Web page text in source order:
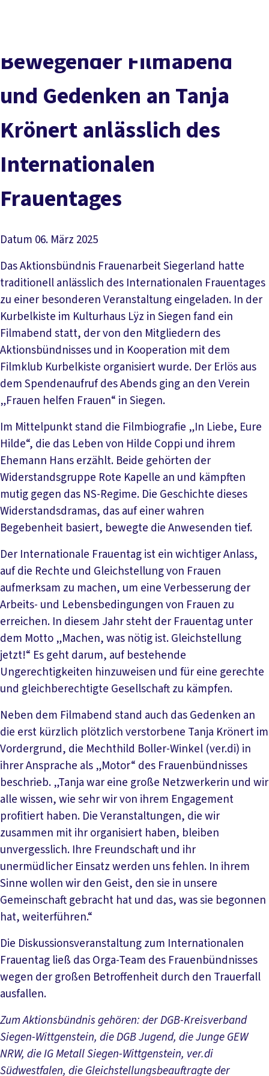
Politik in NRW
Mitmachen
Bewegender Filmabend
und Gedenken an Tanja
Krönert anlässlich des
Internationalen
Frauentages
Datum 06. März 2025
Das Aktionsbündnis Frauenarbeit Siegerland hatte
traditionell anlässlich des Internationalen Frauentages
zu einer besonderen Veranstaltung eingeladen. In der
Kurbelkiste im Kulturhaus Lÿz in Siegen fand ein
Filmabend statt, der von den Mitgliedern des
Aktionsbündnisses und in Kooperation mit dem
Filmklub Kurbelkiste organisiert wurde. Der Erlös aus
dem Spendenaufruf des Abends ging an den Verein
„Frauen helfen Frauen“ in Siegen.
Im Mittelpunkt stand die Filmbiografie „In Liebe, Eure
Hilde“, die das Leben von Hilde Coppi und ihrem
Ehemann Hans erzählt. Beide gehörten der
Widerstandsgruppe Rote Kapelle an und kämpften
mutig gegen das NS-Regime. Die Geschichte dieses
Widerstandsdramas, das auf einer wahren
Begebenheit basiert, bewegte die Anwesenden tief.
Der Internationale Frauentag ist ein wichtiger Anlass,
auf die Rechte und Gleichstellung von Frauen
aufmerksam zu machen, um eine Verbesserung der
Arbeits- und Lebensbedingungen von Frauen zu
erreichen. In diesem Jahr steht der Frauentag unter
dem Motto „Machen, was nötig ist. Gleichstellung
jetzt!“ Es geht darum, auf bestehende
Ungerechtigkeiten hinzuweisen und für eine gerechte
und gleichberechtigte Gesellschaft zu kämpfen.
Neben dem Filmabend stand auch das Gedenken an
die erst kürzlich plötzlich verstorbene Tanja Krönert im
Vordergrund, die Mechthild Boller-Winkel (ver.di) in
ihrer Ansprache als „Motor“ des Frauenbündnisses
beschrieb. „Tanja war eine große Netzwerkerin und wir
alle wissen, wie sehr wir von ihrem Engagement
profitiert haben. Die Veranstaltungen, die wir
zusammen mit ihr organisiert haben, bleiben
unvergesslich. Ihre Freundschaft und ihr
unermüdlicher Einsatz werden uns fehlen. In ihrem
Sinne wollen wir den Geist, den sie in unsere
Gemeinschaft gebracht hat und das, was sie begonnen
hat, weiterführen.“
Die Diskussionsveranstaltung zum Internationalen
Frauentag ließ das Orga-Team des Frauenbündnisses
wegen der großen Betroffenheit durch den Trauerfall
ausfallen.
Zum Aktionsbündnis gehören: der DGB-Kreisverband
Siegen-Wittgenstein, die DGB Jugend, die Junge GEW
NRW, die IG Metall Siegen-Wittgenstein, ver.di
Südwestfalen, die Gleichstellungsbeauftragte der